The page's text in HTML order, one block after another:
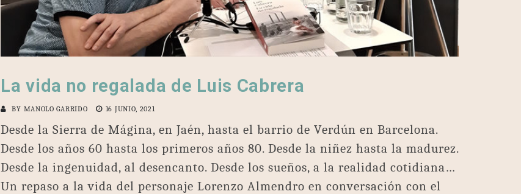
La vida no regalada de Luis Cabrera
BY MANOLO GARRIDO 16 JUNIO, 2021
Desde la Sierra de Mágina, en Jaén, hasta el barrio de Verdún en Barcelona.
Desde los años 60 hasta los primeros años 80. Desde la niñez hasta la madurez.
Desde la ingenuidad, al desencanto. Desde los sueños, a la realidad cotidiana…
Un repaso a la vida del personaje Lorenzo Almendro en conversación con el